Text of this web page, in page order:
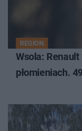
REGION
Wsola: Renault
płomieniach.